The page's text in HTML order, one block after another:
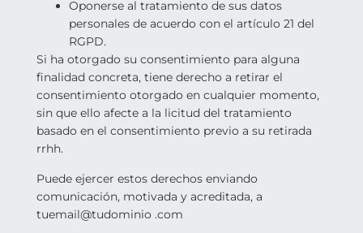
Oponerse al tratamiento de sus datos
personales de acuerdo con el artículo 21 del
RGPD.
Si ha otorgado su consentimiento para alguna
finalidad concreta, tiene derecho a retirar el
consentimiento otorgado en cualquier momento,
sin que ello afecte a la licitud del tratamiento
basado en el consentimiento previo a su retirada
rrhh.
Puede ejercer estos derechos enviando
comunicación, motivada y acreditada, a
tuemail@tudominio .com